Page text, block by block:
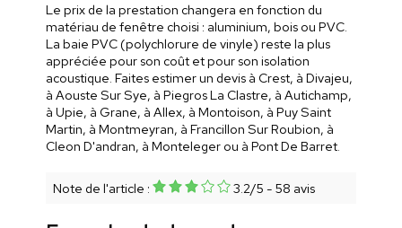
Le prix de la prestation changera en fonction du
matériau de fenêtre choisi : aluminium, bois ou PVC.
La baie PVC (polychlorure de vinyle) reste la plus
appréciée pour son coût et pour son isolation
acoustique. Faites estimer un devis à Crest, à Divajeu,
à Aouste Sur Sye, à Piegros La Clastre, à Autichamp,
à Upie, à Grane, à Allex, à Montoison, à Puy Saint
Martin, à Montmeyran, à Francillon Sur Roubion, à
Cleon D'andran, à Monteleger ou à Pont De Barret.
Note de l'article : 3.2/5 - 58 avis